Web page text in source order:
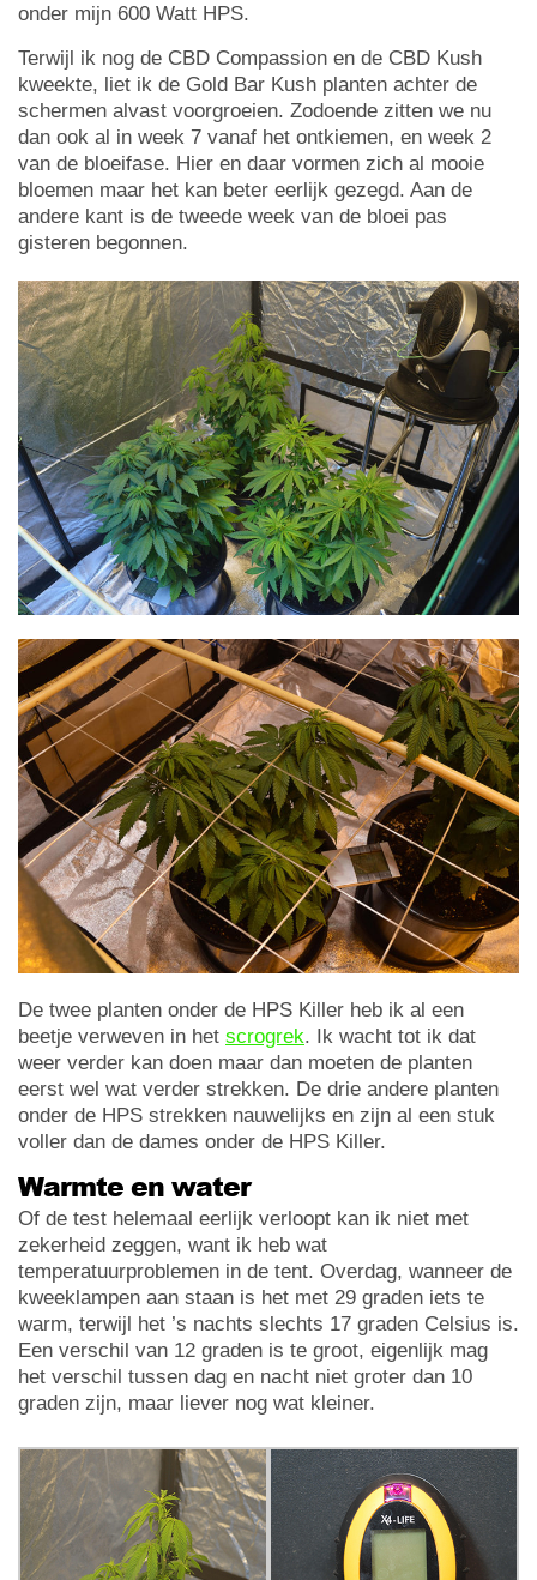
onder mijn 600 Watt HPS.
Terwijl ik nog de CBD Compassion en de CBD Kush
kweekte, liet ik de Gold Bar Kush planten achter de
schermen alvast voorgroeien. Zodoende zitten we nu
dan ook al in week 7 vanaf het ontkiemen, en week 2
van de bloeifase. Hier en daar vormen zich al mooie
bloemen maar het kan beter eerlijk gezegd. Aan de
andere kant is de tweede week van de bloei pas
gisteren begonnen.
De twee planten onder de HPS Killer heb ik al een
beetje verweven in het scrogrek. Ik wacht tot ik dat
weer verder kan doen maar dan moeten de planten
eerst wel wat verder strekken. De drie andere planten
onder de HPS strekken nauwelijks en zijn al een stuk
voller dan de dames onder de HPS Killer.
Warmte en water
Of de test helemaal eerlijk verloopt kan ik niet met
zekerheid zeggen, want ik heb wat
temperatuurproblemen in de tent. Overdag, wanneer de
kweeklampen aan staan is het met 29 graden iets te
warm, terwijl het ’s nachts slechts 17 graden Celsius is.
Een verschil van 12 graden is te groot, eigenlijk mag
het verschil tussen dag en nacht niet groter dan 10
graden zijn, maar liever nog wat kleiner.